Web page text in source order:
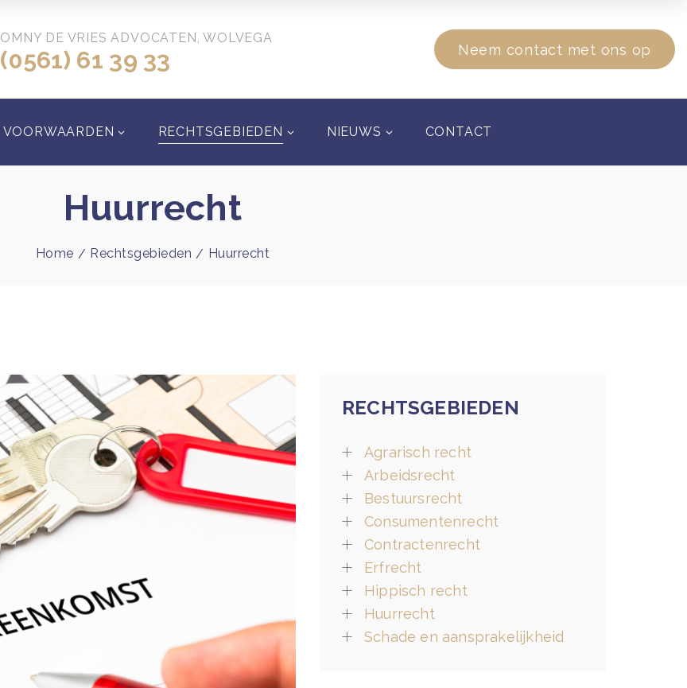
OMNY DE VRIES ADVOCATEN, WOLVEGA
(0561) 61 39 33 Neem contact met ons op
VOORWAARDEN RECHTSGEBIEDEN NIEUWS CONTACT
Huurrecht
Home Rechtsgebieden Huurrecht
RECHTSGEBIEDEN
Agrarisch recht
Arbeidsrecht
Bestuursrecht
Consumentenrecht
Contractenrecht
Erfrecht
Hippisch recht
Huurrecht
Schade en aansprakelijkheid